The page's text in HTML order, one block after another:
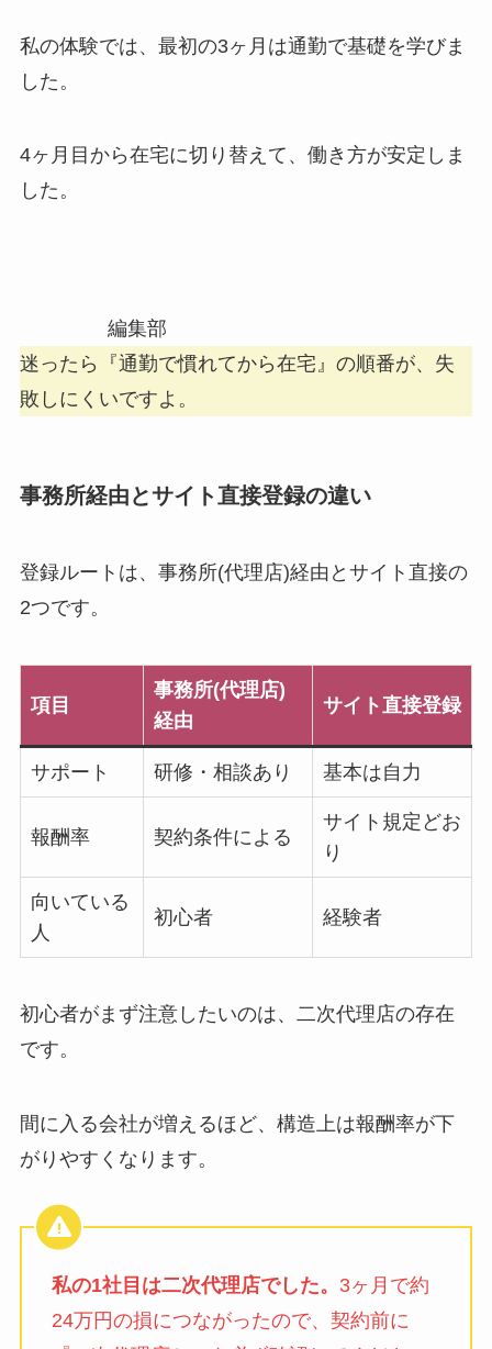
私の体験では、最初の3ヶ月は通勤で基礎を学びま
した。
4ヶ月目から在宅に切り替えて、働き方が安定しま
した。
編集部
迷ったら『通勤で慣れてから在宅』の順番が、失
敗しにくいですよ。
事務所経由とサイト直接登録の違い
登録ルートは、事務所(代理店)経由とサイト直接の
2つです。
項目
事務所(代理店)
経由
サイト直接登録
サポート 研修・相談あり 基本は自力
報酬率 契約条件による
サイト規定どお
り
向いている
人
初心者 経験者
初心者がまず注意したいのは、二次代理店の存在
です。
間に入る会社が増えるほど、構造上は報酬率が下
がりやすくなります。
私の1社目は二次代理店でした。 3ヶ月で約
24万円の損につながったので、契約前に